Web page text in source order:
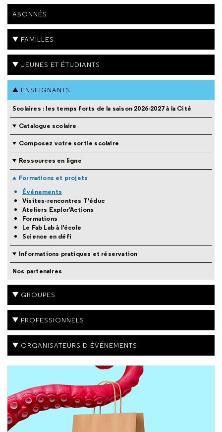
ABONNÉS
FAMILLES
JEUNES ET ÉTUDIANTS
ENSEIGNANTS
Scolaires : les temps forts de la saison 2026-2027 à la Cité
Catalogue scolaire
Composez votre sortie scolaire
Ressources en ligne
Formations et projets
Événements
Visites-rencontres T'éduc
Ateliers Explor'Actions
Formations
Le Fab Lab à l'école
Science en défi
Informations pratiques et réservation
Nos partenaires
GROUPES
PROFESSIONNELS
ORGANISATEURS D'ÉVÉNEMENTS